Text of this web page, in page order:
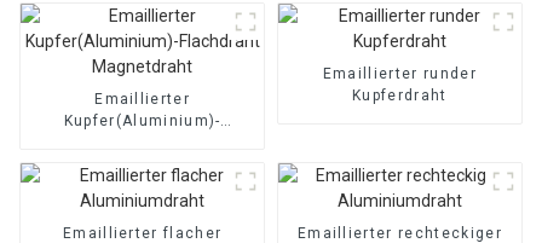
Emaillierter
Kupfer(Aluminium)-
Emaillierter runder
Kupferdraht
Emaillierter flacher
Emaillierter rechteckiger